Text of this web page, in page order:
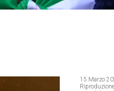
15 Marzo
Riproduzione